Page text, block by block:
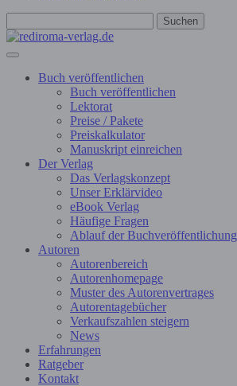
Suchen
Buch veröffentlichen
Buch veröffentlichen
Lektorat
Preise / Pakete
Preiskalkulator
Manuskript einreichen
Der Verlag
Das Verlagskonzept
Unser Erklärvideo
eBook Verlag
Häufige Fragen
Ablauf der Buchveröffentlichung
Autoren
Autorenbereich
Autorenhomepage
Muster des Autorenvertrages
Autorentagebücher
Verkaufszahlen steigern
News
Erfahrungen
Ratgeber
Kontakt